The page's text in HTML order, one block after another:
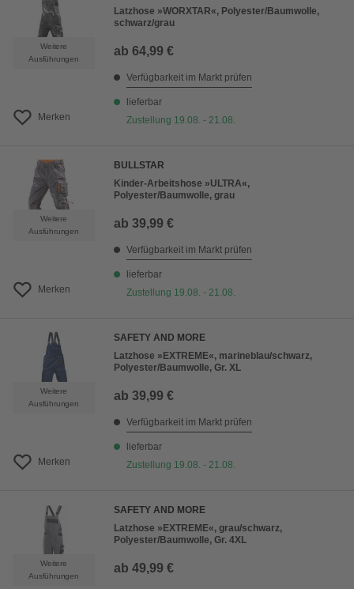
Weitere
Ausführungen
Merken
Latzhose »WORXTAR«, Polyester/Baumwolle,
schwarz/grau
ab 64,99 €
Verfügbarkeit im Markt prüfen
lieferbar
Zustellung 19.08. - 21.08.
Weitere
Ausführungen
Merken
BULLSTAR
Kinder-Arbeitshose »ULTRA«,
Polyester/Baumwolle, grau
ab 39,99 €
Verfügbarkeit im Markt prüfen
lieferbar
Zustellung 19.08. - 21.08.
Weitere
Ausführungen
Merken
SAFETY AND MORE
Latzhose »EXTREME«, marineblau/schwarz,
Polyester/Baumwolle, Gr. XL
ab 39,99 €
Verfügbarkeit im Markt prüfen
lieferbar
Zustellung 19.08. - 21.08.
Weitere
Ausführungen
SAFETY AND MORE
Latzhose »EXTREME«, grau/schwarz,
Polyester/Baumwolle, Gr. 4XL
ab 49,99 €